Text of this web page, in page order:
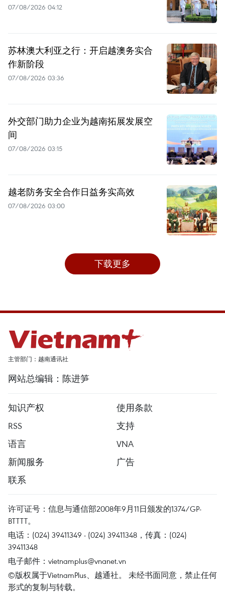
07/08/2026 04:12
苏林澳大利亚之行：开启越澳务实合
作新阶段
07/08/2026 03:36
外交部门助力企业为越南拓展发展空
间
07/08/2026 03:15
越老防务安全合作日益务实高效
07/08/2026 03:00
下载更多
主管部门：越南通讯社
网站总编辑：陈进笋
知识产权
使用条款
RSS
支持
语言
VNA
新闻服务
广告
联系
许可证号：信息与通信部2008年9月11日颁发的1374/GP-
BTTTT。
电话：(024) 39411349 - (024) 39411348，传真：(024)
39411348
电子邮件： vietnamplus@vnanet.vn
©版权属于VietnamPlus、越通社。 未经书面同意，禁止任何
形式的复制与转载。